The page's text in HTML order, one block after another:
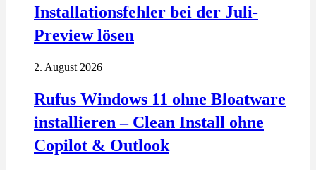
Installationsfehler bei der Juli-
Preview lösen
2. August 2026
Rufus Windows 11 ohne Bloatware
installieren – Clean Install ohne
Copilot & Outlook